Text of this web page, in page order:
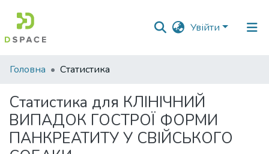
Увійти
Фонди
зібрання
Пошук за критеріями
Головна Статистика
Статистика для КЛІНІЧНИЙ
ВИПАДОК ГОСТРОЇ ФОРМИ
ПАНКРЕАТИТУ У СВІЙСЬКОГО